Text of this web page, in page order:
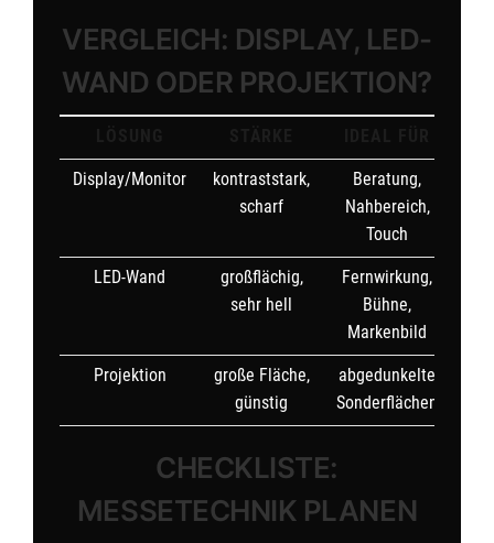
VERGLEICH: DISPLAY, LED-
WAND ODER PROJEKTION?
Display/Monitor
kontraststark,
scharf
Beratung,
Nahbereich,
Touch
LED-Wand
großflächig,
sehr hell
Fernwirkung,
Bühne,
Markenbild
Projektion
große Fläche,
günstig
abgedunkelte
Sonderflächen
CHECKLISTE:
MESSETECHNIK PLANEN